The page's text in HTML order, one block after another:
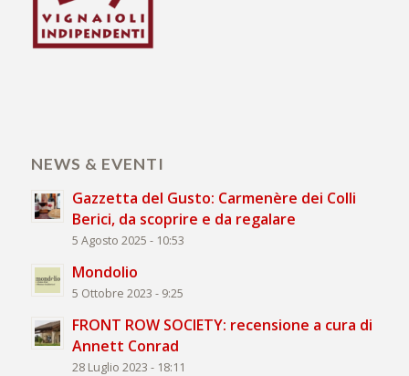
NEWS & EVENTI
Gazzetta del Gusto: Carmenère dei Colli
Berici, da scoprire e da regalare
5 Agosto 2025 - 10:53
Mondolio
5 Ottobre 2023 - 9:25
FRONT ROW SOCIETY: recensione a cura di
Annett Conrad
28 Luglio 2023 - 18:11